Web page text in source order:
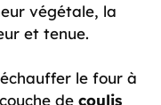
végétale, la
et tenue.
le four à
de coulis